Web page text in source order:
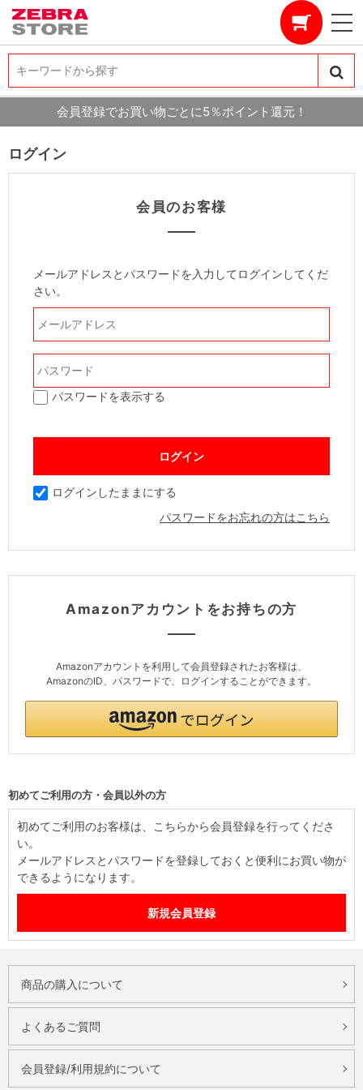
キーワードから探す
キーワードから探す
会員登録でお買い物ごとに5％ポイント還元！
ログイン
会員のお客様
メールアドレスとパスワードを入力してログインしてくだ
さい。
パスワードを表示する
ログインしたままにする
パスワードをお忘れの方はこちら
Amazonアカウントをお持ちの方
Amazonアカウントを利用して会員登録されたお客様は、
AmazonのID、パスワードで、ログインすることができます。
初めてご利用の方・会員以外の方
初めてご利用のお客様は、こちらから会員登録を行ってくださ
い。
メールアドレスとパスワードを登録しておくと便利にお買い物が
できるようになります。
商品の購入について
よくあるご質問
会員登録/利用規約について